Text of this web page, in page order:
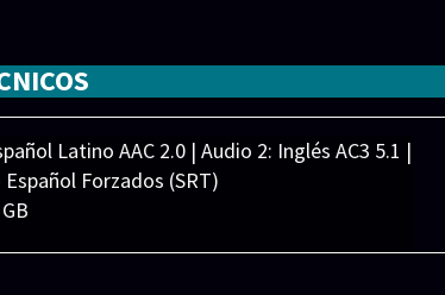
,Joe Cebula,Mara Ohara,Rachel Cook,Rib
Latino AAC 2.0 | Audio 2: Inglés AC3 5.1 |
Forzados (SRT)